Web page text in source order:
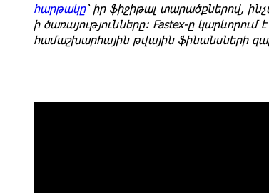
հարթակը՝ իր ֆիջիթալ տարածքներով,
ի ծառայությունները: Fastex-ը
համաշխարհային թվային ֆինանսների